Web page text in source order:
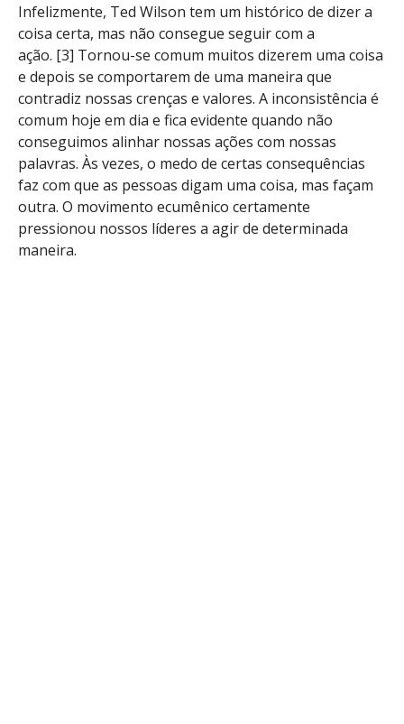
Infelizmente, Ted Wilson tem um histórico de dizer a
coisa certa, mas não consegue seguir com a
ação. [3] Tornou-se comum muitos dizerem uma coisa
e depois se comportarem de uma maneira que
contradiz nossas crenças e valores. A inconsistência é
comum hoje em dia e fica evidente quando não
conseguimos alinhar nossas ações com nossas
palavras. Às vezes, o medo de certas consequências
faz com que as pessoas digam uma coisa, mas façam
outra. O movimento ecumênico certamente
pressionou nossos líderes a agir de determinada
maneira.